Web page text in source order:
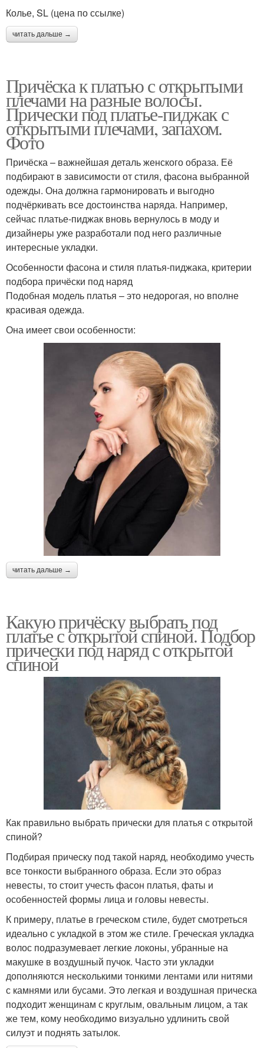
Колье, SL (цена по ссылке)
читать дальше →
Причёска к платью с открытыми
плечами на разные волосы.
Прически под платье-пиджак с
открытыми плечами, запахом.
Фото
Причёска – важнейшая деталь женского образа. Её
подбирают в зависимости от стиля, фасона выбранной
одежды. Она должна гармонировать и выгодно
подчёркивать все достоинства наряда. Например,
сейчас платье-пиджак вновь вернулось в моду и
дизайнеры уже разработали под него различные
интересные укладки.
Особенности фасона и стиля платья-пиджака, критерии
подбора причёски под наряд
Подобная модель платья – это недорогая, но вполне
красивая одежда.
Она имеет свои особенности:
читать дальше →
Какую причёску выбрать под
платье с открытой спиной. Подбор
прически под наряд с открытой
спиной
Как правильно выбрать прически для платья с открытой
спиной?
Подбирая прическу под такой наряд, необходимо учесть
все тонкости выбранного образа. Если это образ
невесты, то стоит учесть фасон платья, фаты и
особенностей формы лица и головы невесты.
К примеру, платье в греческом стиле, будет смотреться
идеально с укладкой в этом же стиле. Греческая укладка
волос подразумевает легкие локоны, убранные на
макушке в воздушный пучок. Часто эти укладки
дополняются несколькими тонкими лентами или нитями
с камнями или бусами. Это легкая и воздушная прическа
подходит женщинам с круглым, овальным лицом, а так
же тем, кому необходимо визуально удлинить свой
силуэт и поднять затылок.